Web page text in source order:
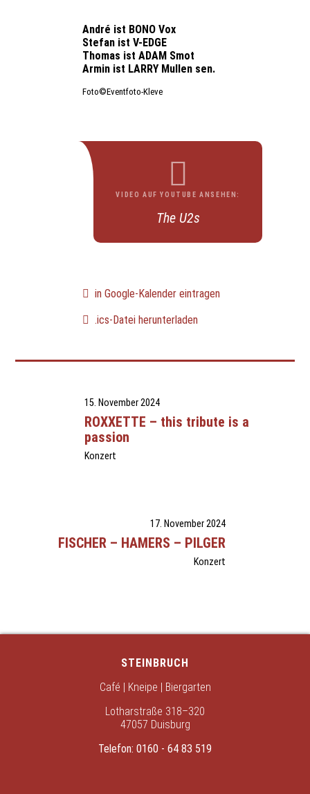
André ist BONO Vox
Stefan ist V-EDGE
Thomas ist ADAM Smot
Armin ist LARRY Mullen sen.
Foto©️Eventfoto-Kleve
VIDEO AUF YOUTUBE ANSEHEN:
The U2s
in Google-Kalender eintragen
.ics-Datei herunterladen
15. November 2024
ROXXETTE – this tribute is a
passion
Konzert
17. November 2024
FISCHER – HAMERS – PILGER
Konzert
STEINBRUCH
Café | Kneipe | Biergarten
Lotharstraße 318–320
47057 Duisburg
Telefon: 0160 - 64 83 519